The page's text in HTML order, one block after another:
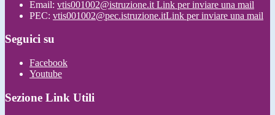
Email: vtis001002@istruzione.it Link per inviare una mail
PEC: vtis001002@pec.istruzione.itLink per inviare una mail
Seguici su
Facebook
Youtube
Sezione Link Utili